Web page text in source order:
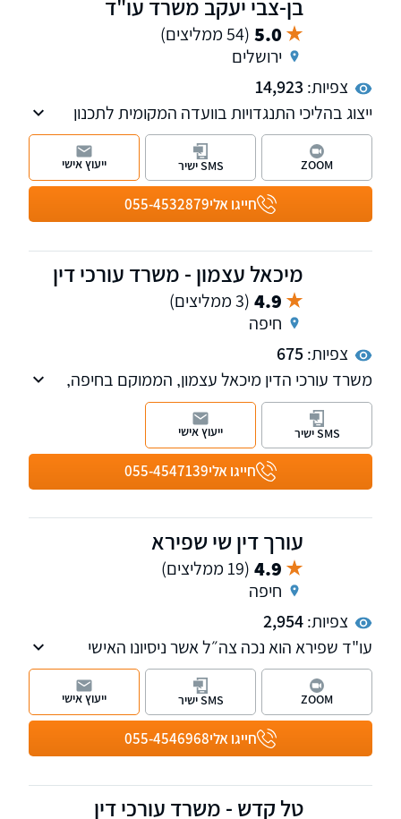
בן-צבי יעקב משרד עו"ד
5.0 (54 ממליצים)
ירושלים
צפיות: 14,923
ייצוג בהליכי התנגדויות בוועדה המקומית לתכנון
ובניה ובהליכי ערר בוועדת הערר המחוזית לתכנון
ובניה, לרבות הליכי התנגדות לתוכניות מתאר. ייצוג
בנושא בתים משותפים בפני בית המשפט ובפני
המפקחת על המקרקעין. כמו כן, ליווי עסקאות מכר
ורכש במקרקעין נדל"ן.
חייגו אלי055-4532879
ZOOM SMS ישיר ייעוץ אישי
מיכאל עצמון - משרד עורכי דין
4.9 (3 ממליצים)
חיפה
צפיות:675
משרד עורכי הדין מיכאל עצמון, הממוקם בחיפה,
מעניק שירותי ייעוץ וייצוג משפטי בתחום המשפט
האזרחי מסחרי ללקוחות מכל רחבי הארץ. המשרד
עוסק בניהול הליכים משפטיים מורכבים ומספק
שירותי ייעוץ מקצועיים ומקיפים בתחומי תכנון ובנייה
וההורשה.
חייגו אלי055-4547139
SMS ישיר ייעוץ אישי
עורך דין שי שפירא
4.9 (19 ממליצים)
חיפה
צפיות:2,954
עו"ד שפירא הוא נכה צה״ל אשר ניסיונו האישי
הוביל אותו לעסוק במקצוע. המשרד מעניק ליווי
וייצוג משפטי בתחום נזקי הגוף והביטוח על כל
רבדיו, ייצוג נאשמים בעבירות תכנון ובניה.
חייגו אלי055-4546968
ZOOM SMS ישיר ייעוץ אישי
טל קדש - משרד עורכי דין